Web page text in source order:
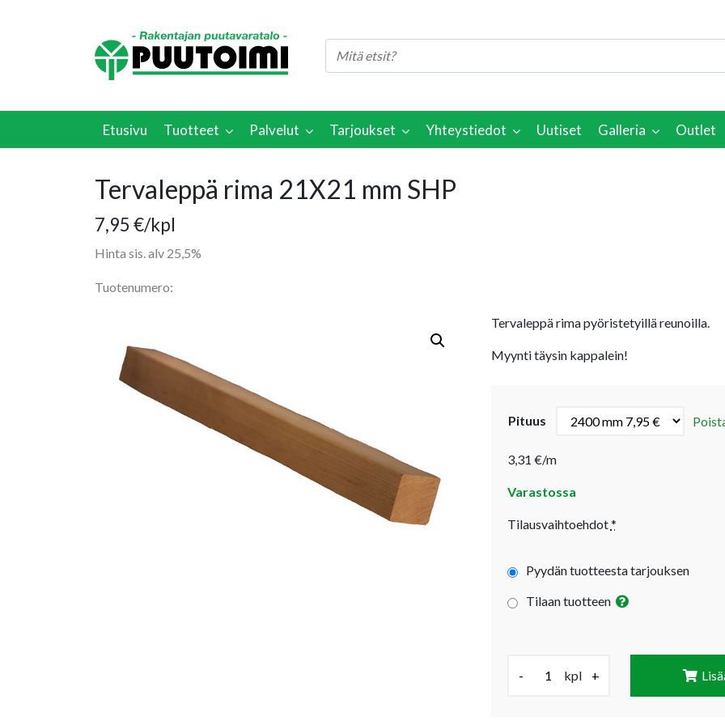
Etusivu Tuotteet Palvelut Tarjoukset Yhteystiedot Uutiset Galleria Outlet
Tervaleppä rima 21X21 mm SHP
7,95 €/kpl
Hinta sis. alv 25,5%
Tuotenumero:
Tervaleppä rima pyöristetyillä reunoilla.
Myynti täysin kappalein!
Pituus
3,31 €/m
Varastossa
Tilausvaihtoehdot*
Pyydän tuotteesta tarjouksen
Tilaan tuotteen
- kpl +